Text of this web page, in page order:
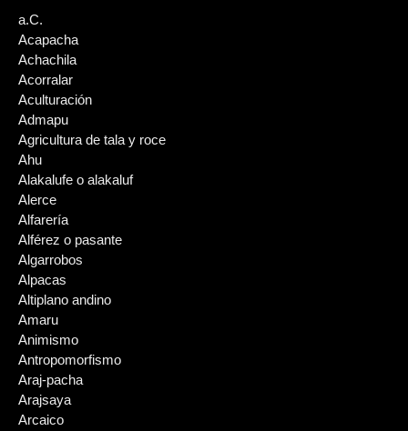
a.C.
Acapacha
Achachila
Acorralar
Aculturación
Admapu
Agricultura de tala y roce
Ahu
Alakalufe o alakaluf
Alerce
Alfarería
Alférez o pasante
Algarrobos
Alpacas
Altiplano andino
Amaru
Animismo
Antropomorfismo
Araj-pacha
Arajsaya
Arcaico